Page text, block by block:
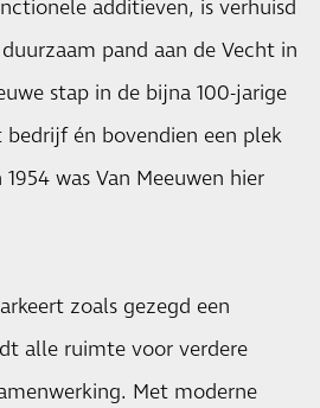
additieven, is verhuisd
pand aan de Vecht in
stap in de bijna 100-jarige
bedrijf én bovendien een plek
was Van Meeuwen hier
zoals gezegd een
alle ruimte voor verdere
Met moderne